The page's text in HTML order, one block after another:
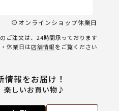
オンラインショップ休業日
ご注文は、24時間承っております
休業日は店舗情報をご覧ください
報をお届け！
楽しいお買い物♪